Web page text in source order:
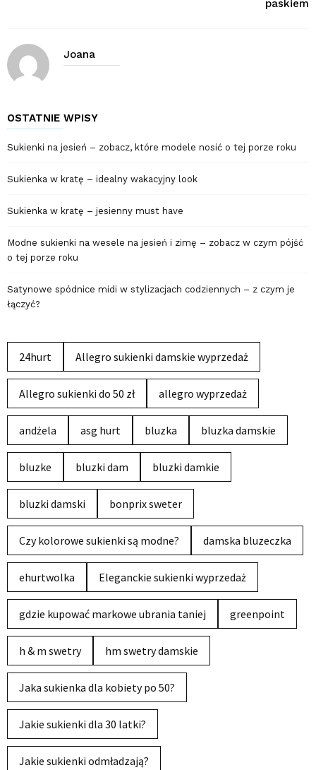
paskiem
Joana
OSTATNIE WPISY
Sukienki na jesień – zobacz, które modele nosić o tej porze roku
Sukienka w kratę – idealny wakacyjny look
Sukienka w kratę – jesienny must have
Modne sukienki na wesele na jesień i zimę – zobacz w czym pójść
o tej porze roku
Satynowe spódnice midi w stylizacjach codziennych – z czym je
łączyć?
24hurt Allegro sukienki damskie wyprzedaż
Allegro sukienki do 50 zł allegro wyprzedaż
andżela asg hurt bluzka bluzka damskie
bluzke bluzki dam bluzki damkie
bluzki damski bonprix sweter
Czy kolorowe sukienki są modne? damska bluzeczka
ehurtwolka Eleganckie sukienki wyprzedaż
gdzie kupować markowe ubrania taniej greenpoint
h & m swetry hm swetry damskie
Jaka sukienka dla kobiety po 50?
Jakie sukienki dla 30 latki?
Jakie sukienki odmładzają?